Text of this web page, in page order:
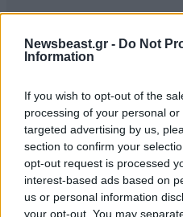
Newsbeast.gr - Do Not
Information
If you wish to opt-out of the
processing of your personal
targeted advertising by us,
section to confirm your
opt-out request is processed
interest-based ads based on
us or personal information
your opt-out. You may
ΠΡΟΣΘΕΣΤΕ ΤΟ